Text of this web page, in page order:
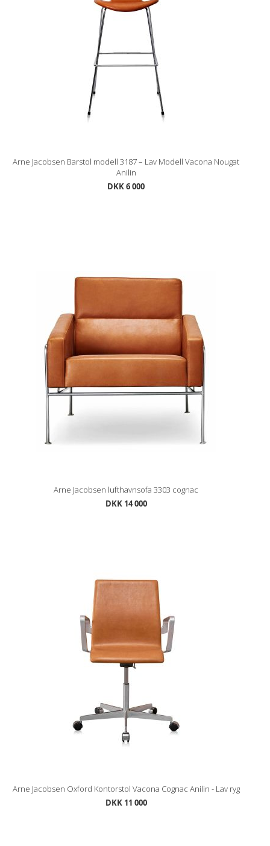
Arne Jacobsen Barstol modell 3187 – Lav Modell Vacona Nougat
Anilin
DKK 6 000
Arne Jacobsen lufthavnsofa 3303 cognac
DKK 14 000
Arne Jacobsen Oxford Kontorstol Vacona Cognac Anilin - Lav ryg
DKK 11 000